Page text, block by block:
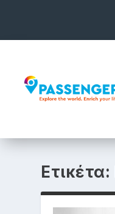
Ετικέτα: